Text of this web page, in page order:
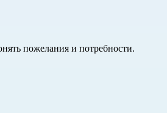
пожелания и потребности.